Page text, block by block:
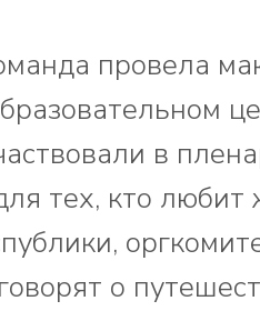
провела
в
тех, кто любит
о